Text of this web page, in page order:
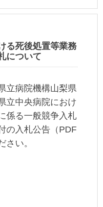
る死後処置等業務
について
立病院機構山梨県
立中央病院におけ
係る一般競争入札
の入札公告（PDF
さい。